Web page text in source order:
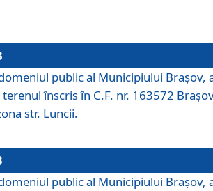
public al Municipiului Braşov,
înscris în C.F. nr. 163572
str. Luncii.
public al Municipiului Braşov,